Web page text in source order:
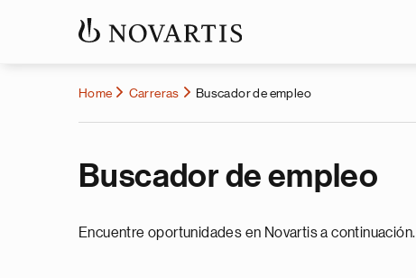
Home Carreras Buscador de empleo
Buscador de empleo
Encuentre oportunidades en Novartis a continuación.